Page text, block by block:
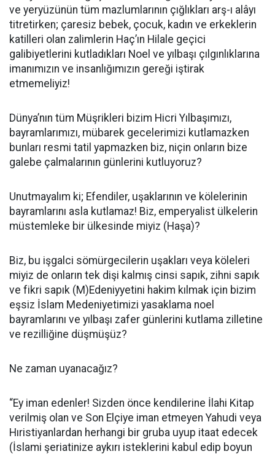
ve yeryüzünün tüm mazlumlarının çığlıkları arş-ı alâyı
titretirken; çaresiz bebek, çocuk, kadın ve erkeklerin
katilleri olan zalimlerin Haç’ın Hilale geçici
galibiyetlerini kutladıkları Noel ve yılbaşı çılgınlıklarına
imanımızın ve insanlığımızın gereği iştirak
etmemeliyiz!
Dünya’nın tüm Müşrikleri bizim Hicri Yılbaşımızı,
bayramlarımızı, mübarek gecelerimizi kutlamazken
bunları resmi tatil yapmazken biz, niçin onların bize
galebe çalmalarının günlerini kutluyoruz?
Unutmayalım ki; Efendiler, uşaklarının ve kölelerinin
bayramlarını asla kutlamaz! Biz, emperyalist ülkelerin
müstemleke bir ülkesinde miyiz (Haşa)?
Biz, bu işgalci sömürgecilerin uşakları veya köleleri
miyiz de onların tek dişi kalmış cinsi sapık, zihni sapık
ve fikri sapık (M)Edeniyyetini hakim kılmak için bizim
eşsiz İslam Medeniyetimizi yasaklama noel
bayramlarını ve yılbaşı zafer günlerini kutlama zilletine
ve rezilliğine düşmüşüz?
Ne zaman uyanacağız?
“Ey iman edenler! Sizden önce kendilerine İlahi Kitap
verilmiş olan ve Son Elçiye iman etmeyen Yahudi veya
Hıristiyanlardan herhangi bir gruba uyup itaat edecek
(İslami şeriatinize aykırı isteklerini kabul edip boyun